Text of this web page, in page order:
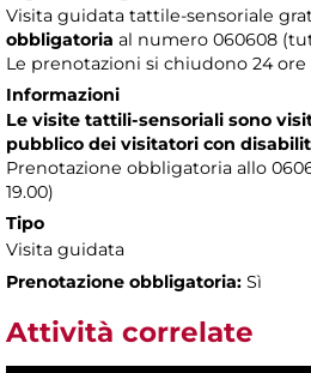
Visita guidata tattile-sensoriale
obbligatoria al numero 060608
Le prenotazioni si chiudono 24
Informazioni
Le visite tattili-sensoriali sono
pubblico dei visitatori con
Prenotazione obbligatoria allo
19.00)
Tipo
Visita guidata
Prenotazione obbligatoria: Sì
Attività correlate